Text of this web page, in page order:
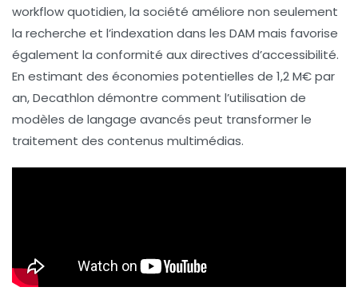
workflow quotidien, la société améliore non seulement
la recherche et l’indexation dans les DAM mais favorise
également la conformité aux directives d’accessibilité.
En estimant des économies potentielles de 1,2 M€par
an, Decathlon démontre comment l’utilisation de
modèles de langage avancés peut transformer le
traitement des contenus multimédias.